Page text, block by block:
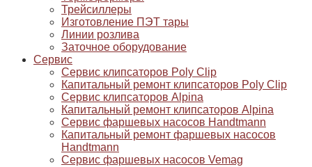
Трейсиллеры
Изготовление ПЭТ тары
Линии розлива
Заточное оборудование
Сервис
Сервис клипсаторов Poly Clip
Капитальный ремонт клипсаторов Poly Clip
Сервис клипсаторов Alpina
Капитальный ремонт клипсаторов Alpina
Сервис фаршевых насосов Handtmann
Капитальный ремонт фаршевых насосов
Handtmann
Сервис фаршевых насосов Vemag